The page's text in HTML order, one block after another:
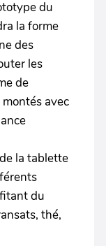
du
la forme
des
les
de
avec
la tablette
du
thé,